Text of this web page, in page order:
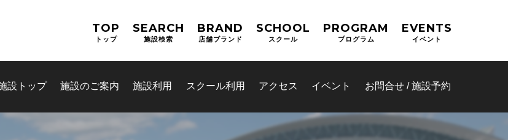
TOP
トップ
SEARCH
施設検索
BRAND
店舗ブランド
SCHOOL
スクール
PROGRAM
プログラム
EVENTS
イベント
設トップ 施設のご案内 施設利用 スクール利用 アクセス イベント お問合せ / 施設予約